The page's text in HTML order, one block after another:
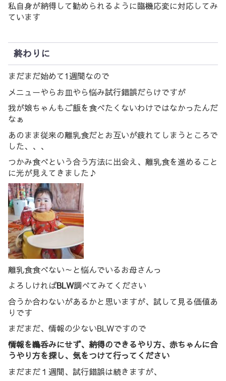
私自身が納得して勧められるように臨機応変に対応してみ
ています
終わりに
まだまだ始めて1週間なので
メニューやらお皿やら悩み試行錯誤だらけですが
我が娘ちゃんもご飯を食べたくないわけではなかったんだ
なぁ
あのまま従来の離乳食だとお互いが疲れてしまうところで
した、、、
つかみ食べという合う方法に出会え、離乳食を進めること
に光が見えてきました♪
離乳食食べない～と悩んでいるお母さんっ
よろしければBLW調べてみてください
合うか合わないがあるかと思いますが、試して見る価値あ
りです
まだまだ、情報の少ないBLWですので
情報を鵜呑みにせず、納得のできるやり方、赤ちゃんに合
うやり方を探し、気をつけて行ってください
まだまだ１週間、試行錯誤は続きますが、